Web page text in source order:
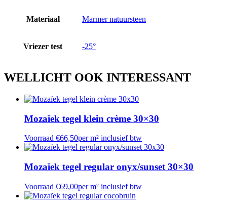
Materiaal Marmer natuursteen
Vriezer test -25°
WELLICHT OOK INTERESSANT
Mozaïek tegel klein crème 30×30
Voorraad €66,50per m² inclusief btw
Mozaïek tegel regular onyx/sunset 30×30
Voorraad €69,00per m² inclusief btw